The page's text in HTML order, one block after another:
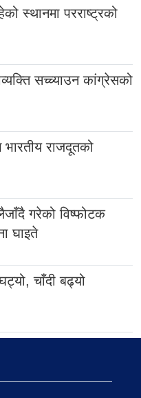
स्थानमा परराष्ट्रको
सच्च्याउन कांग्रेसको
भारतीय राजदूतको
गरेको विष्फोटक
घाइते
चाँदी बढ्यो